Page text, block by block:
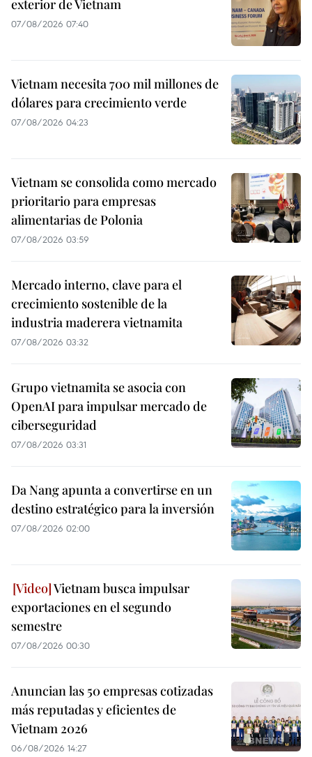
exterior de Vietnam
07/08/2026 07:40
Vietnam necesita 700 mil millones de
dólares para crecimiento verde
07/08/2026 04:23
Vietnam se consolida como mercado
prioritario para empresas
alimentarias de Polonia
07/08/2026 03:59
Mercado interno, clave para el
crecimiento sostenible de la
industria maderera vietnamita
07/08/2026 03:32
Grupo vietnamita se asocia con
OpenAI para impulsar mercado de
ciberseguridad
07/08/2026 03:31
Da Nang apunta a convertirse en un
destino estratégico para la inversión
07/08/2026 02:00
Vietnam busca impulsar
exportaciones en el segundo
semestre
07/08/2026 00:30
Anuncian las 50 empresas cotizadas
más reputadas y eficientes de
Vietnam 2026
06/08/2026 14:27